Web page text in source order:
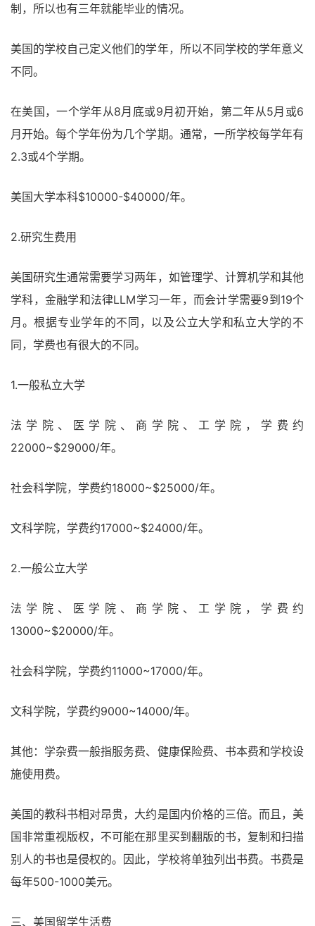
制，所以也有三年就能毕业的情况。
美国的学校自己定义他们的学年，所以不同学校的学年意义
不同。
在美国，一个学年从8月底或9月初开始，第二年从5月或6
月开始。每个学年份为几个学期。通常，一所学校每学年有
2.3或4个学期。
美国大学本科$10000-$40000/年。
2.研究生费用
美国研究生通常需要学习两年，如管理学、计算机学和其他
学科，金融学和法律LLM学习一年，而会计学需要9到19个
月。根据专业学年的不同，以及公立大学和私立大学的不
同，学费也有很大的不同。
1.一般私立大学
法学院、医学院、商学院、工学院，学费约
22000~$29000/年。
社会科学院，学费约18000~$25000/年。
文科学院，学费约17000~$24000/年。
2.一般公立大学
法学院、医学院、商学院、工学院，学费约
13000~$20000/年。
社会科学院，学费约11000~17000/年。
文科学院，学费约9000~14000/年。
其他：学杂费一般指服务费、健康保险费、书本费和学校设
施使用费。
美国的教科书相对昂贵，大约是国内价格的三倍。而且，美
国非常重视版权，不可能在那里买到翻版的书，复制和扫描
别人的书也是侵权的。因此，学校将单独列出书费。书费是
每年500-1000美元。
三、美国留学生活费